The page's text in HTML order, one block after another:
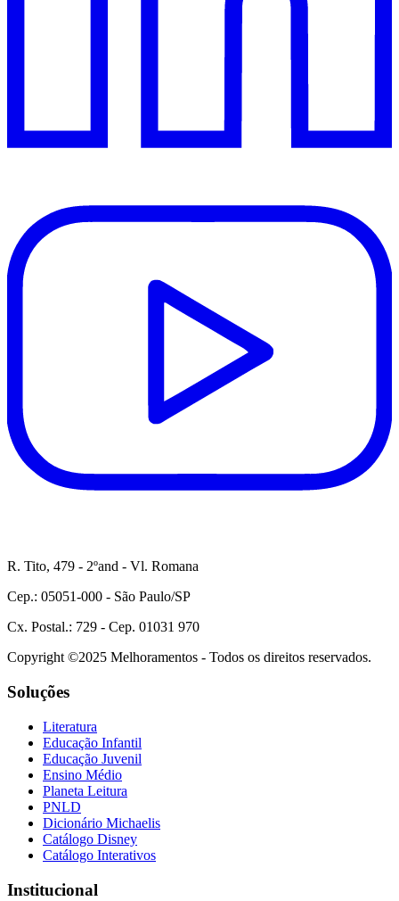
R. Tito, 479 - 2ºand - Vl. Romana
Cep.: 05051-000 - São Paulo/SP
Cx. Postal.: 729 - Cep. 01031 970
Copyright ©2025 Melhoramentos - Todos os direitos reservados.
Soluções
Literatura
Educação Infantil
Educação Juvenil
Ensino Médio
Planeta Leitura
PNLD
Dicionário Michaelis
Catálogo Disney
Catálogo Interativos
Institucional